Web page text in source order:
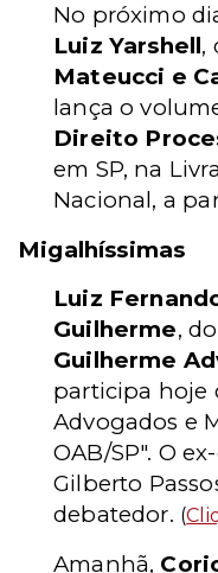
No próximo
Luiz Yarshell,
Mateucci e
lança o
Direito
em SP, na
Nacional, a
Migalhíssimas
Luiz
Guilherme,
Guilherme
participa hoje
Advogados e
OAB/SP". O
Gilberto
debatedor. (
Amanhã,